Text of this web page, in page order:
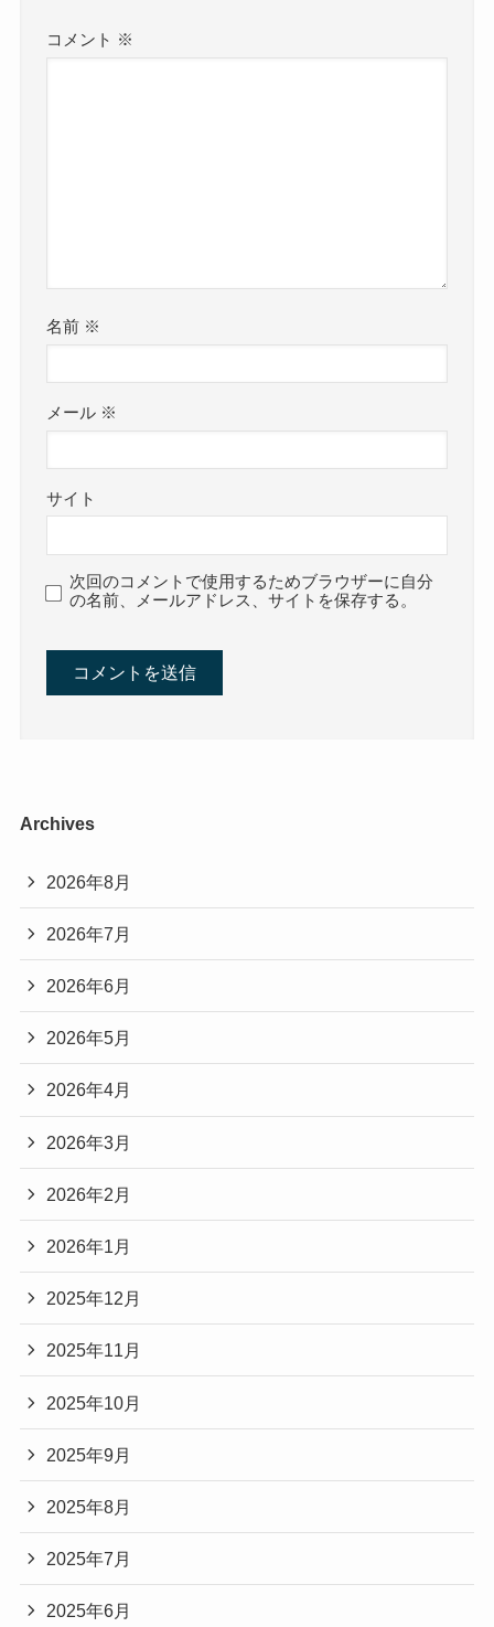
コメント ※
名前 ※
メール ※
サイト
次回のコメントで使用するためブラウザーに自分
の名前、メールアドレス、サイトを保存する。
Archives
2026年8月
2026年7月
2026年6月
2026年5月
2026年4月
2026年3月
2026年2月
2026年1月
2025年12月
2025年11月
2025年10月
2025年9月
2025年8月
2025年7月
2025年6月